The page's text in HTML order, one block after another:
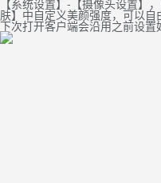
【系统设置】-【摄像头设置】
肤】中自定义美颜强度，可以自
下次打开客户端会沿用之前设置